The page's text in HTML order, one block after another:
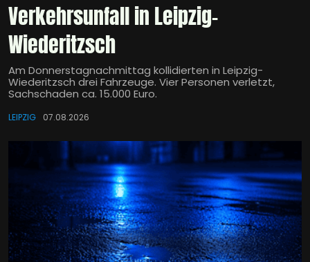
Verkehrsunfall in Leipzig-
Wiederitzsch
Am Donnerstagnachmittag kollidierten in Leipzig-
Wiederitzsch drei Fahrzeuge. Vier Personen verletzt,
Sachschaden ca. 15.000 Euro.
LEIPZIG 07.08.2026